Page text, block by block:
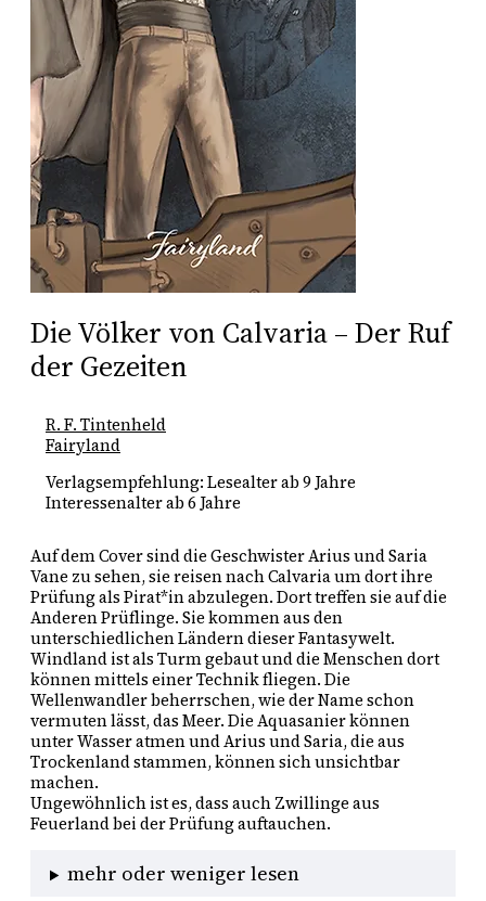
Die Völker von Calvaria – Der Ruf
der Gezeiten
R. F. Tintenheld
Fairyland
Verlagsempfehlung: Lesealter ab 9 Jahre
Interessenalter ab 6 Jahre
Auf dem Cover sind die Geschwister Arius und Saria
Vane zu sehen, sie reisen nach Calvaria um dort ihre
Prüfung als Pirat*in abzulegen. Dort treffen sie auf die
Anderen Prüflinge. Sie kommen aus den
unterschiedlichen Ländern dieser Fantasywelt.
Windland ist als Turm gebaut und die Menschen dort
können mittels einer Technik fliegen. Die
Wellenwandler beherrschen, wie der Name schon
vermuten lässt, das Meer. Die Aquasanier können
unter Wasser atmen und Arius und Saria, die aus
Trockenland stammen, können sich unsichtbar
machen.
Ungewöhnlich ist es, dass auch Zwillinge aus
Feuerland bei der Prüfung auftauchen.
mehr oder weniger lesen